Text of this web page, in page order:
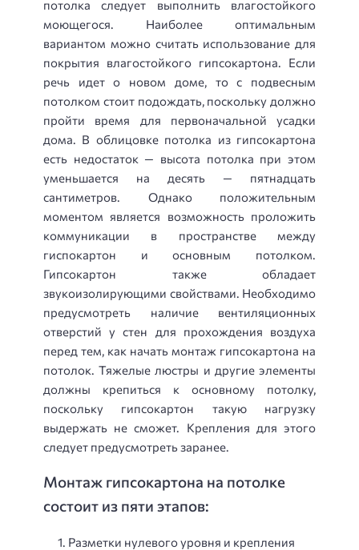
потолка следует выполнить влагостойкого
моющегося. Наиболее оптимальным
вариантом можно считать использование для
покрытия влагостойкого гипсокартона. Если
речь идет о новом доме, то с подвесным
потолком стоит подождать, поскольку должно
пройти время для первоначальной усадки
дома. В облицовке потолка из гипсокартона
есть недостаток — высота потолка при этом
уменьшается на десять — пятнадцать
сантиметров. Однако положительным
моментом является возможность проложить
коммуникации в пространстве между
гиспокартон и основным потолком.
Гипсокартон также обладает
звукоизолирующими свойствами. Необходимо
предусмотреть наличие вентиляционных
отверстий у стен для прохождения воздуха
перед тем, как начать монтаж гипсокартона на
потолок. Тяжелые люстры и другие элементы
должны крепиться к основному потолку,
поскольку гипсокартон такую ​​нагрузку
выдержать не сможет. Крепления для этого
следует предусмотреть заранее.
Монтаж гипсокартона на потолке
состоит из пяти этапов:
Разметки нулевого уровня и крепления